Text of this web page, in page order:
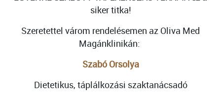
siker titka!
Szeretettel várom rendelésemen az Oliva Med
Magánklinikán:
Szabó Orsolya
Dietetikus, táplálkozási szaktanácsadó